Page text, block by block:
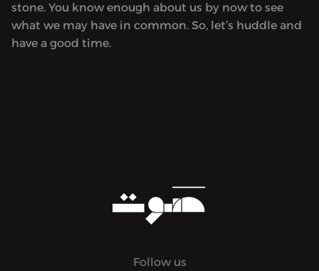
stone. You know enough about us by now to see
what we may have in common. So, let’s huddle and
have a good time.
Follow us